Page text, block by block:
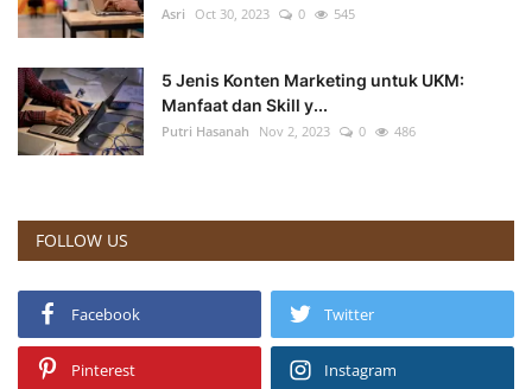
Asri Oct 30, 2023 0 545
5 Jenis Konten Marketing untuk UKM:
Manfaat dan Skill y...
Putri Hasanah Nov 2, 2023 0 486
FOLLOW US
Facebook Twitter
Pinterest Instagram